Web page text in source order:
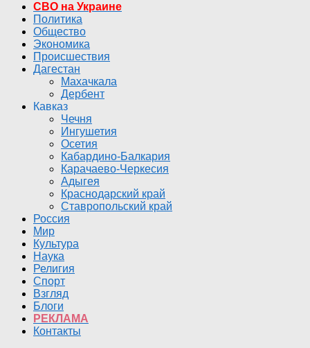
СВО на Украине
Политика
Общество
Экономика
Происшествия
Дагестан
Махачкала
Дербент
Кавказ
Чечня
Ингушетия
Осетия
Кабардино-Балкария
Карачаево-Черкесия
Адыгея
Краснодарский край
Ставропольский край
Россия
Мир
Культура
Наука
Религия
Спорт
Взгляд
Блоги
РЕКЛАМА
Контакты